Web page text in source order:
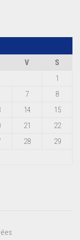
V
S
1
7
8
14
15
21
22
28
29